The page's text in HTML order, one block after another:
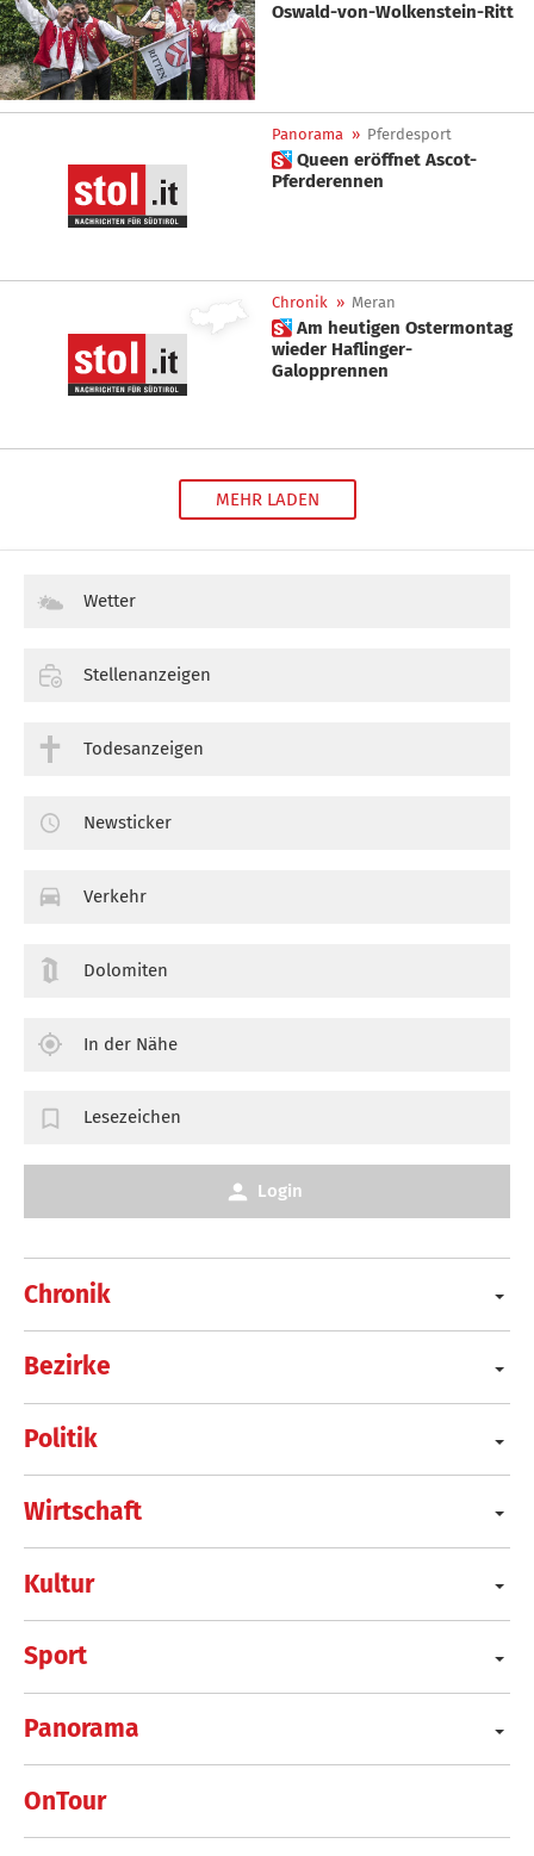
Oswald-von-Wolkenstein-Ritt
Panorama » Pferdesport
 Queen eröffnet Ascot-
Pferderennen
Chronik » Meran
 Am heutigen Ostermontag
wieder Haflinger-
Galopprennen
MEHR LADEN
Chronik
Bezirke
Politik
Wirtschaft
Kultur
Sport
Panorama
OnTour
Wetter
Stellenanzeigen
Todesanzeigen
Newsticker
Verkehr
Dolomiten
In der Nähe
Lesezeichen
Login